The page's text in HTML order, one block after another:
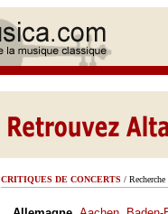
CRITIQUES DE CONCERTS /